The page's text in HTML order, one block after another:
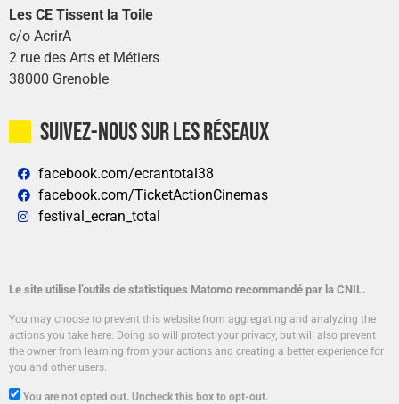
Les CE Tissent la Toile
c/o AcrirA
2 rue des Arts et Métiers
38000 Grenoble
Suivez-nous sur les réseaux
facebook.com/ecrantotal38
facebook.com/TicketActionCinemas
festival_ecran_total
Le site utilise l’outils de statistiques Matomo recommandé par la CNIL.
You may choose to prevent this website from aggregating and analyzing the
actions you take here. Doing so will protect your privacy, but will also prevent
the owner from learning from your actions and creating a better experience for
you and other users.
You are not opted out. Uncheck this box to opt-out.